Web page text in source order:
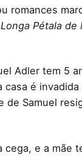
romances
Longa Pétala de
Adler tem 5
é
de Samuel
cega, e a